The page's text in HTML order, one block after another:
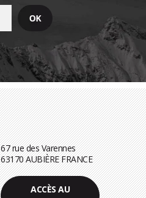
67 rue des Varennes
63170 AUBIÈRE FRANCE
ACCÈS AU